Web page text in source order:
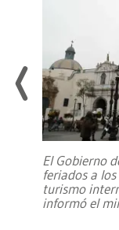
El Gobierno
feriados a
turismo
informó el